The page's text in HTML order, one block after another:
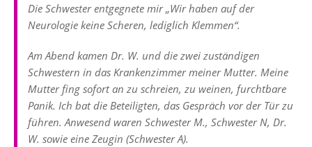
Die Schwester entgegnete mir „Wir haben auf der
Neurologie keine Scheren, lediglich Klemmen“.
Am Abend kamen Dr. W. und die zwei zuständigen
Schwestern in das Krankenzimmer meiner Mutter. Meine
Mutter fing sofort an zu schreien, zu weinen, furchtbare
Panik. Ich bat die Beteiligten, das Gespräch vor der Tür zu
führen. Anwesend waren Schwester M., Schwester N, Dr.
W. sowie eine Zeugin (Schwester A).